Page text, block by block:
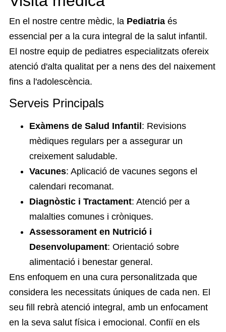
En el nostre centre mèdic, la Pediatriaés
essencial per a la cura integral de la salut infantil.
El nostre equip de pediatres especialitzats ofereix
atenció d'alta qualitat per a nens des del naixement
fins a l'adolescència.
Serveis Principals
Exàmens de Salud Infantil : Revisions
mèdiques regulars per a assegurar un
creixement saludable.
Vacunes: Aplicació de vacunes segons el
calendari recomanat.
Diagnòstic i Tractament: Atenció per a
malalties comunes i cròniques.
Assessorament en Nutrició i
Desenvolupament: Orientació sobre
alimentació i benestar general.
Ens enfoquem en una cura personalitzada que
considera les necessitats úniques de cada nen. El
seu fill rebrà atenció integral, amb un enfocament
en la seva salut física i emocional. Confiï en els